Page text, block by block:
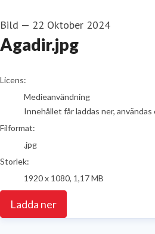
Bild — 22 Oktober 2024
Agadir.jpg
go to media item
Licens:
Medieanvändning
Innehållet får laddas ner,
Filformat:
.jpg
Storlek:
1920 x 1080, 1,17 MB
Ladda ner